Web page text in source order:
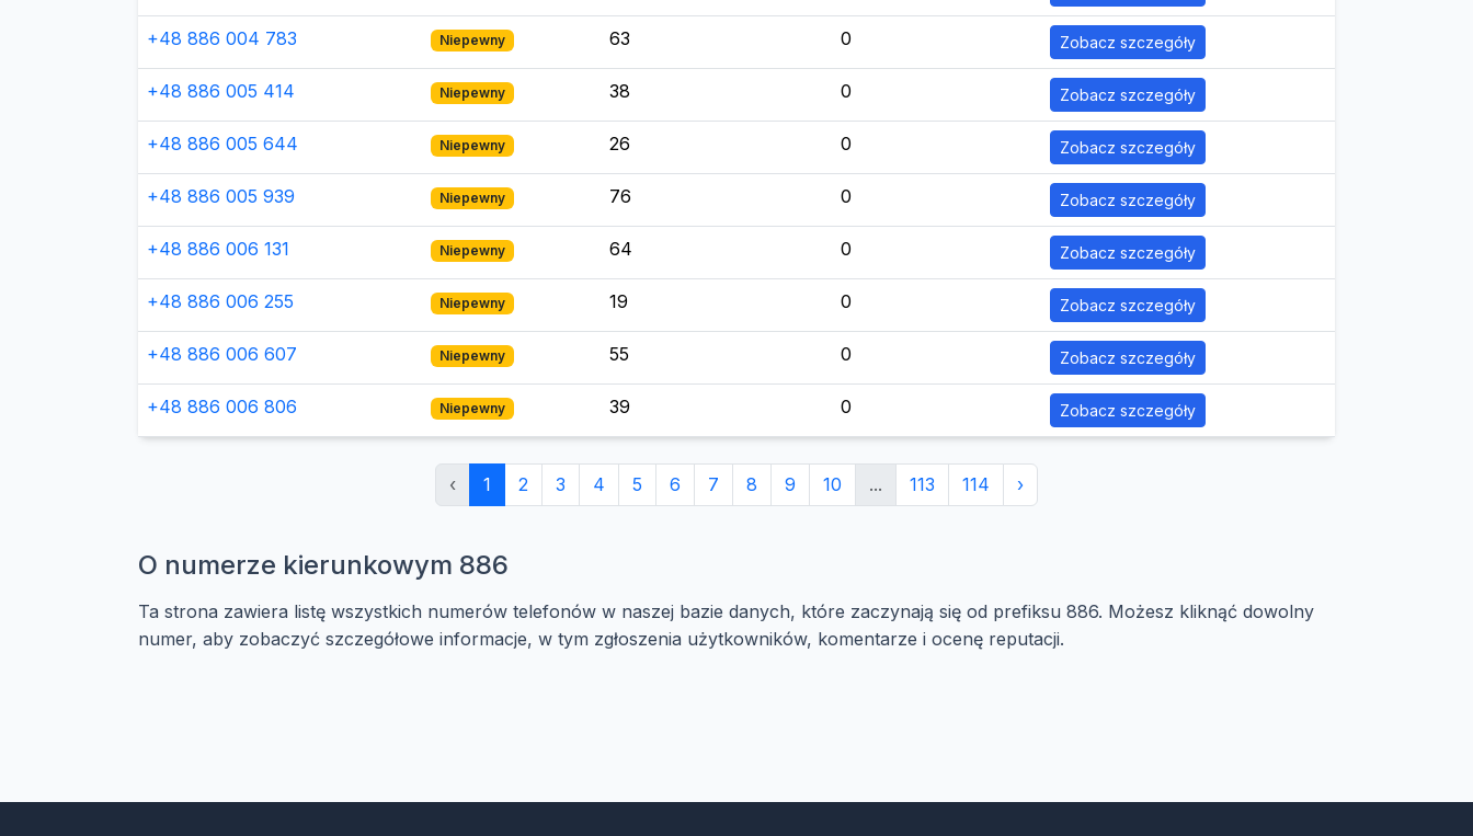
+48 886 004 783 Niepewny 63 0 Zobacz szczegóły
+48 886 005 414 Niepewny 38 0 Zobacz szczegóły
+48 886 005 644 Niepewny 26 0 Zobacz szczegóły
+48 886 005 939 Niepewny 76 0 Zobacz szczegóły
+48 886 006 131 Niepewny 64 0 Zobacz szczegóły
+48 886 006 255 Niepewny 19 0 Zobacz szczegóły
+48 886 006 607 Niepewny 55 0 Zobacz szczegóły
+48 886 006 806 Niepewny 39 0 Zobacz szczegóły
‹ 1 2 3 4 5 6 7 8 9 10 ... 113 114 ›
O numerze kierunkowym 886
Ta strona zawiera listę wszystkich numerów telefonów w naszej bazie danych, które zaczynają się od prefiksu 886. Możesz kliknąć dowolny
numer, aby zobaczyć szczegółowe informacje, w tym zgłoszenia użytkowników, komentarze i ocenę reputacji.